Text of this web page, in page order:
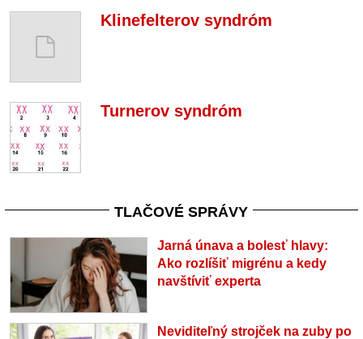
Klinefelterov syndróm
Turnerov syndróm
TLAČOVÉ SPRÁVY
Jarná únava a bolesť hlavy:
Ako rozlíšiť migrénu a kedy
navštíviť experta
Neviditeľný strojček na zuby po